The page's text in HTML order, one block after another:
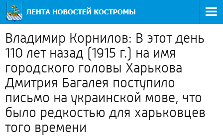
Владимир Корнилов: В этот день
110 лет назад (1915 г.) на имя
городского головы Харькова
Дмитрия Багалея поступило
письмо на украинской мове, что
было редкостью для харьковцев
того времени